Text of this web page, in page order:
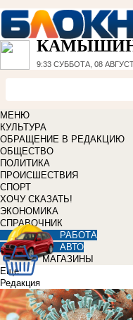
9:33 СУББОТА, 08
МЕНЮ
КУЛЬТУРА
ОБРАЩЕНИЕ В РЕДАКЦИЮ
ОБЩЕСТВО
ПОЛИТИКА
ПРОИСШЕСТВИЯ
СПОРТ
ХОЧУ СКАЗАТЬ!
ЭКОНОМИКА
СПРАВОЧНИК
РАБОТА
АВТО
МАГАЗИНЫ
Еще
Редакция